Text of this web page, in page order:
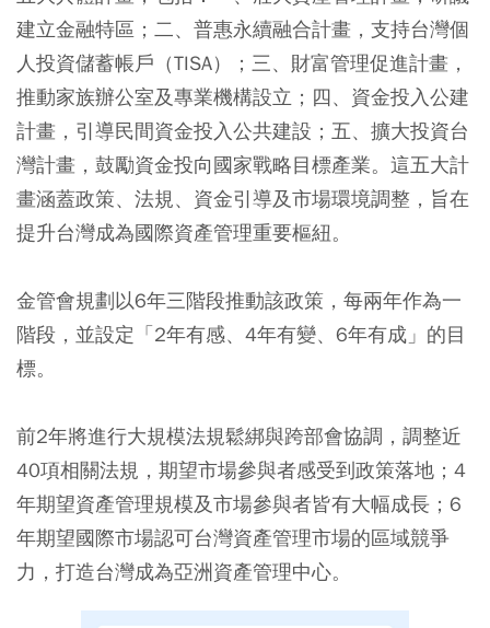
建立金融特區；二、普惠永續融合計畫，支持台灣個
人投資儲蓄帳戶（TISA）；三、財富管理促進計畫，
推動家族辦公室及專業機構設立；四、資金投入公建
計畫，引導民間資金投入公共建設；五、擴大投資台
灣計畫，鼓勵資金投向國家戰略目標產業。這五大計
畫涵蓋政策、法規、資金引導及市場環境調整，旨在
提升台灣成為國際資產管理重要樞紐。
金管會規劃以6年三階段推動該政策，每兩年作為一
階段，並設定「2年有感、4年有變、6年有成」的目
標。
前2年將進行大規模法規鬆綁與跨部會協調，調整近
40項相關法規，期望市場參與者感受到政策落地；4
年期望資產管理規模及市場參與者皆有大幅成長；6
年期望國際市場認可台灣資產管理市場的區域競爭
力，打造台灣成為亞洲資產管理中心。